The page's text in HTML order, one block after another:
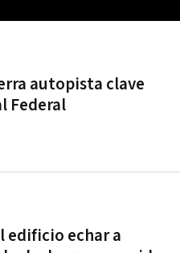
autopista clave
Federal
edificio echar a